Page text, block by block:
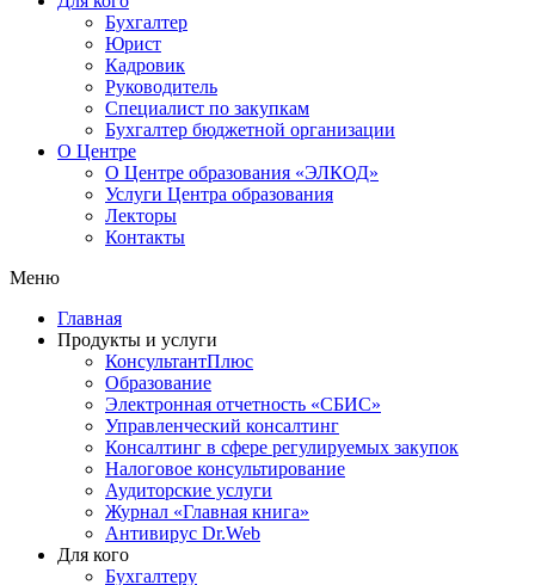
Бухгалтер
Юрист
Кадровик
Руководитель
Специалист по закупкам
Бухгалтер бюджетной организации
О Центре
О Центре образования «ЭЛКОД»
Услуги Центра образования
Лекторы
Контакты
Меню
Главная
Продукты и услуги
КонсультантПлюс
Образование
Электронная отчетность «СБИС»
Управленческий консалтинг
Консалтинг в сфере регулируемых закупок
Налоговое консультирование
Аудиторские услуги
Журнал «Главная книга»
Антивирус Dr.Web
Для кого
Бухгалтеру